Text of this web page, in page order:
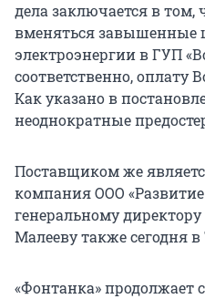
дела заключается в
вменяться завышенные
электроэнергии в ГУП
соответственно, оплату
Как указано в
неоднократные
Поставщиком же
компания ООО
генеральному
Малееву также сегодня
«Фонтанка» продолжает